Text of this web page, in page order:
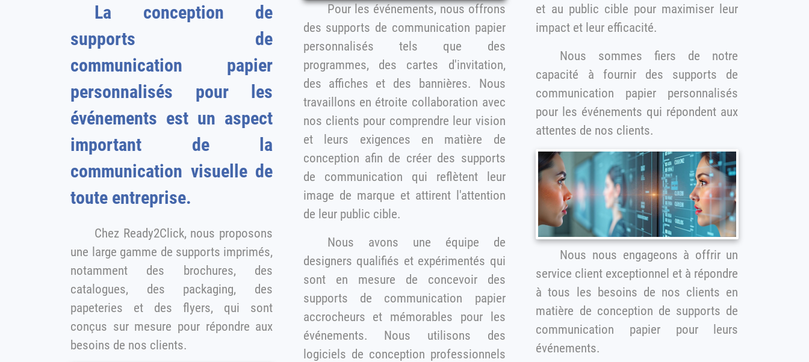
La conception de
supports de
communication papier
personnalisés pour les
événements est un aspect
important de la
communication visuelle de
toute entreprise.
Chez Ready2Click, nous proposons
une large gamme de supports imprimés,
notamment des brochures, des
catalogues, des packaging, des
papeteries et des flyers, qui sont
conçus sur mesure pour répondre aux
besoins de nos clients.
Pour les événements, nous offrons
des supports de communication papier
personnalisés tels que des
programmes, des cartes d'invitation,
des affiches et des bannières. Nous
travaillons en étroite collaboration avec
nos clients pour comprendre leur vision
et leurs exigences en matière de
conception afin de créer des supports
de communication qui reflètent leur
image de marque et attirent l'attention
de leur public cible.
Nous avons une équipe de
designers qualifiés et expérimentés qui
sont en mesure de concevoir des
supports de communication papier
accrocheurs et mémorables pour les
événements. Nous utilisons des
logiciels de conception professionnels
et au public cible pour maximiser leur
impact et leur efficacité.
Nous sommes fiers de notre
capacité à fournir des supports de
communication papier personnalisés
pour les événements qui répondent aux
attentes de nos clients.
Nous nous engageons à offrir un
service client exceptionnel et à répondre
à tous les besoins de nos clients en
matière de conception de supports de
communication papier pour leurs
événements.